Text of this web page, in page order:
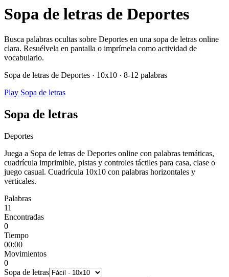
Sopa de letras de Deportes
Busca palabras ocultas sobre Deportes en una sopa de letras online
clara. Resuélvela en pantalla o imprímela como actividad de
vocabulario.
Sopa de letras de Deportes · 10x10 · 8-12 palabras
Play Sopa de letras
Sopa de letras
Deportes
Juega a Sopa de letras de Deportes online con palabras temáticas,
cuadrícula imprimible, pistas y controles táctiles para casa, clase o
juego casual. Cuadrícula 10x10 con palabras horizontales y
verticales.
Palabras
11
Encontradas
0
Tiempo
00:00
Movimientos
0
Sopa de letras